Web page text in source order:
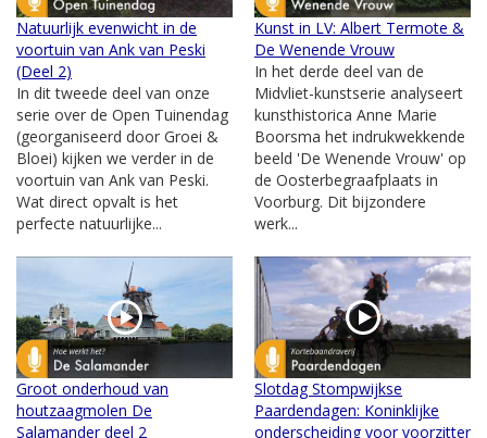
Natuurlijk evenwicht in de
voortuin van Ank van Peski
(Deel 2)
In dit tweede deel van onze
serie over de Open Tuinendag
(georganiseerd door Groei &
Bloei) kijken we verder in de
voortuin van Ank van Peski.
Wat direct opvalt is het
perfecte natuurlijke...
Kunst in LV: Albert Termote &
De Wenende Vrouw
In het derde deel van de
Midvliet-kunstserie analyseert
kunsthistorica Anne Marie
Boorsma het indrukwekkende
beeld 'De Wenende Vrouw' op
de Oosterbegraafplaats in
Voorburg. Dit bijzondere
werk...
Groot onderhoud van
houtzaagmolen De
Salamander deel 2
Slotdag Stompwijkse
Paardendagen: Koninklijke
onderscheiding voor voorzitter